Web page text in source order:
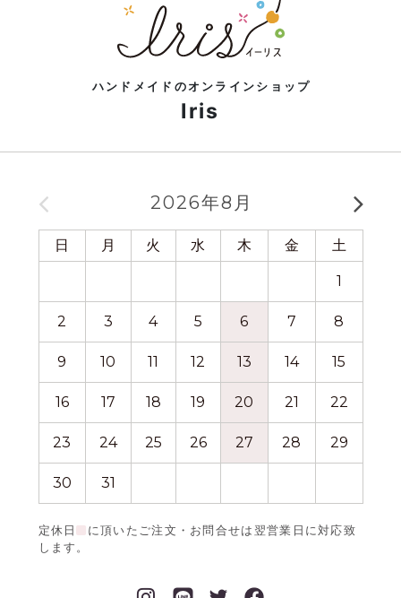
ハンドメイドのオンラインショップ
Iris
2026年8月
日 月 火 水 木 金 土
1
2 3 4 5 6 7 8
9 10 11 12 13 14 15
16 17 18 19 20 21 22
23 24 25 26 27 28 29
30 31
定休日
に頂いたご注文・お問合せは翌営業日に対応致
します。